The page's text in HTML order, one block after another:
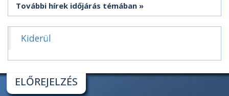
További hírek időjárás témában
Kiderül
ELŐREJELZÉS